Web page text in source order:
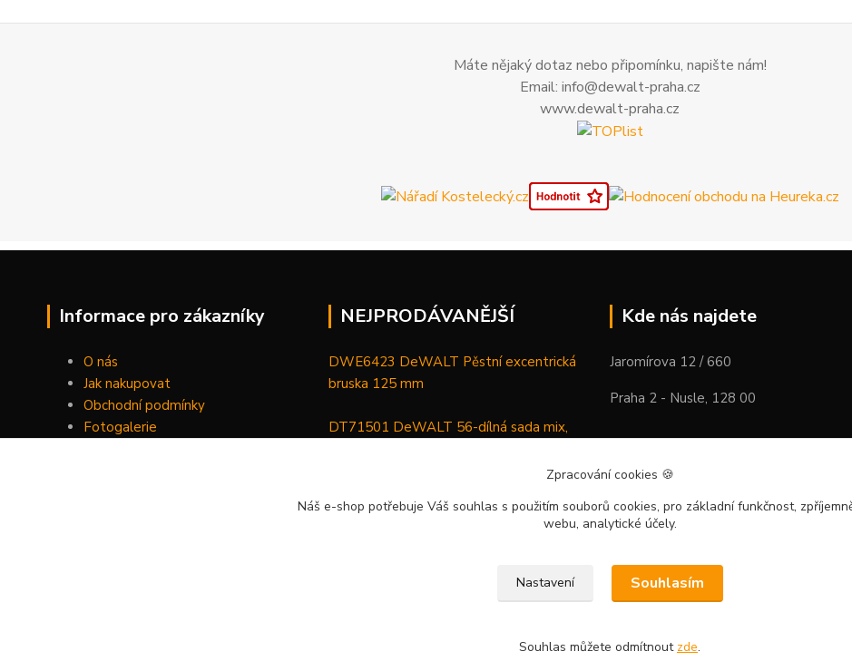
Máte nějaký dotaz nebo připomínku, napište nám!
Email: info@dewalt-praha.cz
www.dewalt-praha.cz
Informace pro zákazníky
O nás
Jak nakupovat
Obchodní podmínky
Fotogalerie
NEJPRODÁVANĚJŠÍ
DWE6423 DeWALT Pěstní excentrická
bruska 125 mm
DT71501 DeWALT 56-dílná sada mix,
maznice 18 V XR Li-Ion samostatný stroj
Kde nás najdete
Jaromírova 12 / 660
Praha 2 - Nusle, 128 00
Zpracování cookies 🍪
Náš e-shop potřebuje Váš souhlas s použitím souborů cookies, pro základní funkčnost,
webu, analytické účely.
Nastavení Souhlasím
Souhlas můžete odmítnout zde.